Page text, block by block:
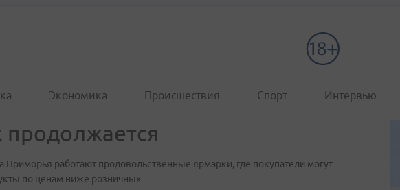
Экономика Происшествия Спорт Интервью
Приморья работают продовольственные ярмарки, где покупатели могут
по ценам ниже розничных